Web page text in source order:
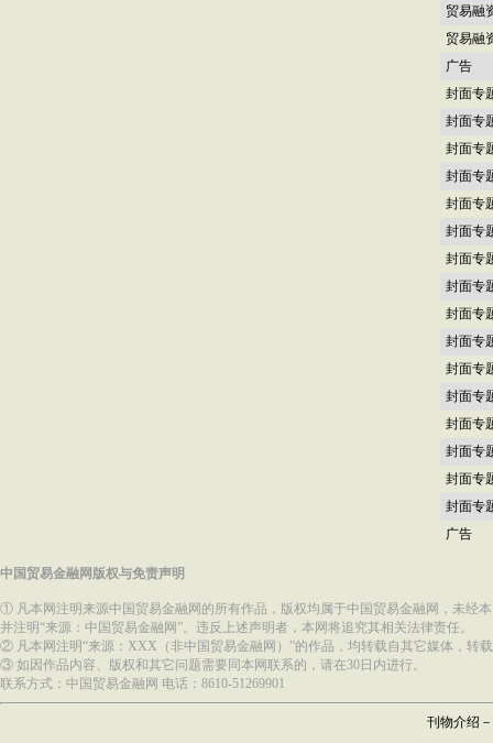
贸易融
贸易融
广告
封面专
封面专
封面专
封面专
封面专
封面专
封面专
封面专
封面专
封面专
封面专
封面专
封面专
封面专
封面专
封面专
广告
中国贸易金融网版权与免责声明
① 凡本网注明来源中国贸易金融网的所有作品，版权均属于中国贸易金融网，未经
并注明“来源：中国贸易金融网”。违反上述声明者，本网将追究其相关法律责任。
② 凡本网注明“来源：XXX（非中国贸易金融网）”的作品，均转载自其它媒体，转
③ 如因作品内容、版权和其它问题需要同本网联系的，请在30日内进行。
联系方式：中国贸易金融网 电话：8610-51269901
刊物介绍 －